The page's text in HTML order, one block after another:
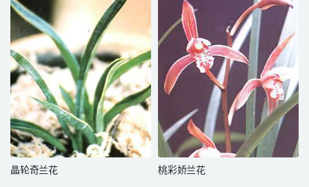
晶轮奇兰花 桃彩娇兰花